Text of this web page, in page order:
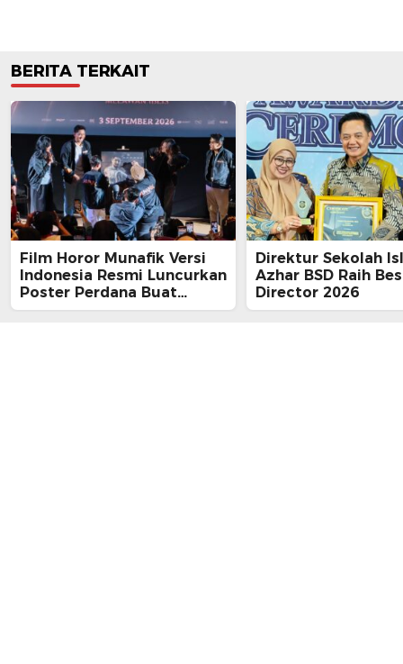
BERITA TERKAIT
Film Horor Munafik Versi
Indonesia Resmi Luncurkan
Poster Perdana Buat
Kesan Spiritual Religi
Direktur Sekolah
Azhar BSD Raih
Director 2026